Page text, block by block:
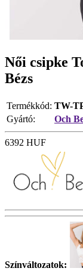
Női csipke
Bézs
Termékkód: TW-
Gyártó:
Och
6392 HUF
Színváltozatok: